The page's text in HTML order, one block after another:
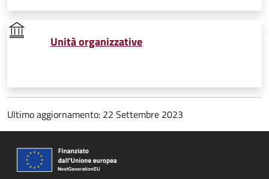
Unità organizzative
Ultimo aggiornamento: 22 Settembre 2023